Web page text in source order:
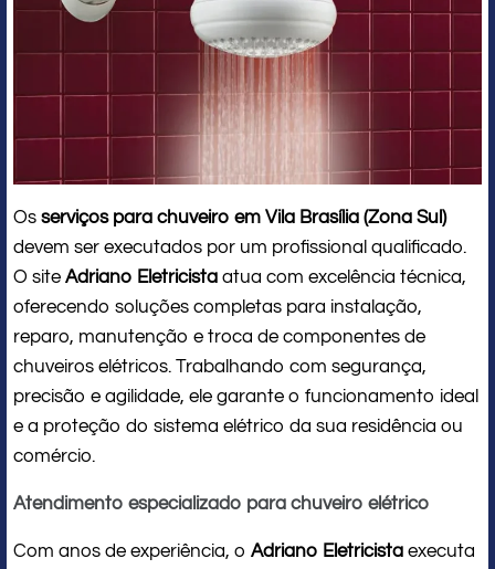
Os serviços para chuveiro em Vila Brasília (Zona Sul)
devem ser executados por um profissional qualificado.
O site Adriano Eletricista atua com excelência técnica,
oferecendo soluções completas para instalação,
reparo, manutenção e troca de componentes de
chuveiros elétricos. Trabalhando com segurança,
precisão e agilidade, ele garante o funcionamento ideal
e a proteção do sistema elétrico da sua residência ou
comércio.
Atendimento especializado para chuveiro elétrico
Com anos de experiência, o Adriano Eletricista executa